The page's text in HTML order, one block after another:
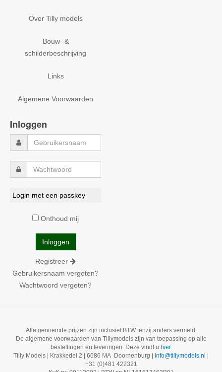
Over Tilly models
Bouw- &
schilderbeschrijving
Links
Algemene Voorwaarden
Inloggen
Login met een passkey
Onthoud mij
Registreer
Gebruikersnaam vergeten?
Wachtwoord vergeten?
Alle genoemde prijzen zijn inclusief BTW tenzij anders vermeld.
De algemene voorwaarden van Tillymodels zijn van toepassing op alle
bestellingen en leveringen. Deze vindt u hier.
Tilly Models | Krakkedel 2 | 6686 MA Doornenburg | info@tillymodels.nl |
+31 (0)481 422321